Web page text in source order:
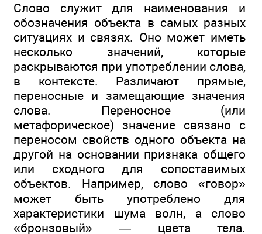
Слово служит для наименования и
обозначения объекта в самых разных
ситуациях и связях. Оно может иметь
несколько значений, которые
раскрываются при употреблении слова,
в контексте. Различают прямые,
переносные и замещающие значения
слова. Переносное (или
метафорическое) значение связано с
переносом свойств одного объекта на
другой на основании признака общего
или сходного для сопоставимых
объектов. Например, слово «говор»
может быть употреблено для
характеристики шума волн, а слово
«бронзовый» — цвета тела.